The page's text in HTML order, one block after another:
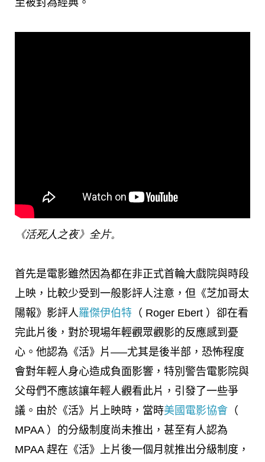
《活死人之夜》全片。
首先是電影雖然因為都在非正式首輪大戲院與時段
上映，比較少受到一般影評人注意，但《芝加哥太
陽報》影評人羅傑伊伯特 （ Roger Ebert ）卻在看
完此片後，對於現場年輕觀眾觀影的反應感到憂
心。他認為《活》片—–尤其是後半部，恐怖程度
會對年輕人身心造成負面影響，特別警告電影院與
父母們不應該讓年輕人觀看此片，引發了一些爭
議。由於《活》片上映時，當時美國電影協會 （
MPAA ）的分級制度尚未推出，甚至有人認為
MPAA 趕在《活》上片後一個月就推出分級制度，